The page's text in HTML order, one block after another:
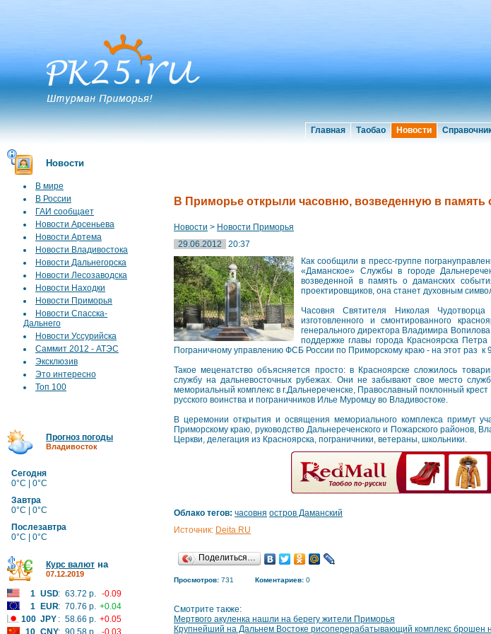
Главная Таобао Новости
Новости
В мире
В России
ГАИ сообщает
Новости Арсеньева
Новости Артема
Новости Владивостока
Новости Дальнегорска
Новости Лесозаводска
Новости Находки
Новости Приморья
Новости Спасска-
Дальнего
Новости Уссурийска
Саммит 2012 - АТЭС
Эксклюзив
Это интересно
Топ 100
Прогноз погоды
Владивосток
Сегодня
0°C | 0°C
Завтра
0°C | 0°C
Послезавтра
0°C | 0°C
Курс валют на
07.12.2019
1 USD: 63.72 р. -0.09
1
EUR: 70.76 р. +0.04
100 JPY : 58.66 р. +0.05
10 CNY: 90.58 р. -0.03
В Приморье открыли часовню, возведенную в память
Новости > Новости Приморья
29.06.2012
20:37
Как сообщили в пресс-группе
«Даманское» Службы в городе
возведенной в память о даманских
проектировщиков, она станет духовным
Часовня Святителя Николая Чудотворца
изготовленного и смонтированного
генерального директора Владимира
поддержке главы города Красноярска
Пограничному управлению ФСБ России по Приморскому краю - на этот раз к
Такое меценатство объясняется просто: в Красноярске сложилось
службу на дальневосточных рубежах. Они не забывают свое место
мемориальный комплекс в г.Дальнереченске, Православный поклонный
русского воинства и пограничников Илье Муромцу во Владивостоке.
В церемонии открытия и освящения мемориального комплекса примут
Приморскому краю, руководство Дальнереченского и Пожарского районов,
Церкви, делегация из Красноярска, пограничники, ветераны, школьники.
Облако тегов: часовня остров Даманский
Источник: Deita.RU
Поделиться…
Просмотров: 731 Коментариев: 0
Смотрите также:
Мертвого акуленка нашли на берегу жители Приморья
Крупнейший на Дальнем Востоке рисоперерабатывающий комплекс брошен